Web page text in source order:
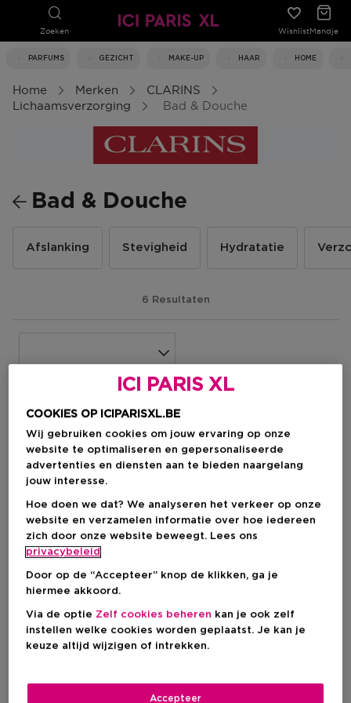
Zoeken WishlistMandje
PARFUMS GEZICHT MAKE-UP HAAR HOME
Home Merken
CLARINS
Lichaamsverzorging
Bad & Douche
Bad & Douche
Afslanking Stevigheid Hydratatie
6 Resultaten
CLARINS
Clarins Aroma
CLARINS
Clarins Aroma
ICI PARIS XL
COOKIES OP ICIPARISXL.BE
Wij gebruiken cookies om jouw ervaring op onze
website te optimaliseren en gepersonaliseerde
advertenties en diensten aan te bieden naargelang
jouw interesse.
Hoe doen we dat? We analyseren het verkeer op onze
website en verzamelen informatie over hoe iedereen
zich door onze website beweegt. Lees ons
privacybeleid
Door op de “Accepteer” knop de klikken, ga je
hiermee akkoord.
Via de optie Zelf cookies beheren kan je ook zelf
instellen welke cookies worden geplaatst. Je kan je
keuze altijd wijzigen of intrekken.
Accepteer